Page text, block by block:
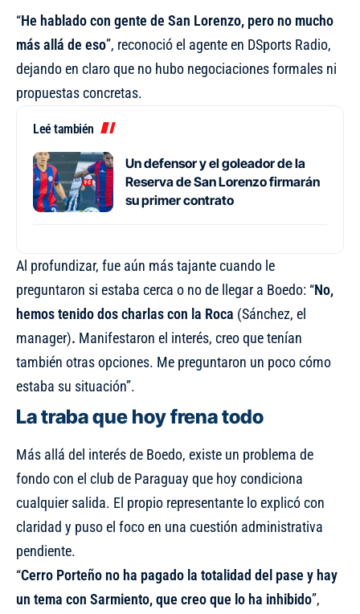
“He hablado con gente de San Lorenzo, pero no mucho
más allá de eso”, reconoció el agente en DSports Radio,
dejando en claro que no hubo negociaciones formales ni
propuestas concretas.
Leé también
Un defensor y el goleador de la
Reserva de San Lorenzo firmarán
su primer contrato
Al profundizar, fue aún más tajante cuando le
preguntaron si estaba cerca o no de llegar a Boedo: “No,
hemos tenido dos charlas con la Roca (Sánchez, el
manager). Manifestaron el interés, creo que tenían
también otras opciones. Me preguntaron un poco cómo
estaba su situación”.
La traba que hoy frena todo
Más allá del interés de Boedo, existe un problema de
fondo con el club de Paraguay que hoy condiciona
cualquier salida. El propio representante lo explicó con
claridad y puso el foco en una cuestión administrativa
pendiente.
“Cerro Porteño no ha pagado la totalidad del pase y hay
un tema con Sarmiento, que creo que lo ha inhibido”,